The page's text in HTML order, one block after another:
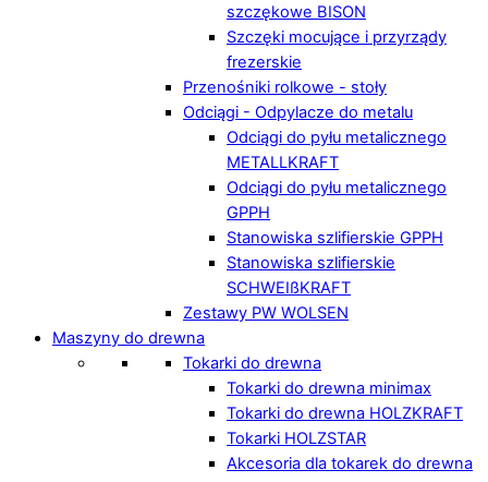
szczękowe BISON
Szczęki mocujące i przyrządy
frezerskie
Przenośniki rolkowe - stoły
Odciągi - Odpylacze do metalu
Odciągi do pyłu metalicznego
METALLKRAFT
Odciągi do pyłu metalicznego
GPPH
Stanowiska szlifierskie GPPH
Stanowiska szlifierskie
SCHWEIßKRAFT
Zestawy PW WOLSEN
Maszyny do drewna
Tokarki do drewna
Tokarki do drewna minimax
Tokarki do drewna HOLZKRAFT
Tokarki HOLZSTAR
Akcesoria dla tokarek do drewna